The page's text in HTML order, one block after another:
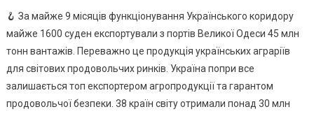
Тонн
До
🪝 За майже 9 місяців функціонування Українського коридору
майже 1600 суден експортували з портів Великої Одеси 45 млн
тонн вантажів. Переважно це продукція українських аграріїв
для світових продовольчих ринків. Україна попри все
залишається топ експортером агропродукції та гарантом
продовольчої безпеки. 38 країн світу отримали понад 30 млн